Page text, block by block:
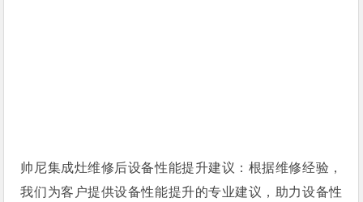
帅尼集成灶维修后设备性能提升建议：根据维修经验，
我们为客户提供设备性能提升的专业建议，助力设备性